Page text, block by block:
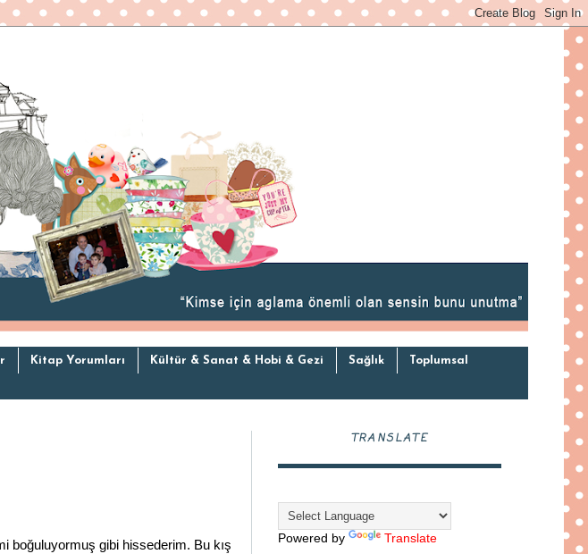
Kitap Yorumları Kültür & Sanat & Hobi & Gezi Sağlık Toplumsal
boğuluyormuş gibi hissederim. Bu kış
TRANSLATE
Powered by Translate